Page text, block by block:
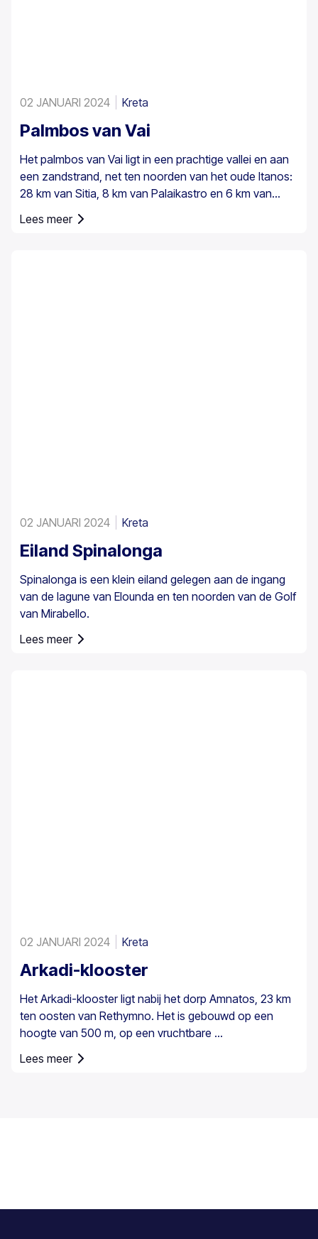
02 JANUARI 2024 Kreta
Palmbos van Vai
Het palmbos van Vai ligt in een prachtige vallei en aan
een zandstrand, net ten noorden van het oude Itanos:
28 km van Sitia, 8 km van Palaikastro en 6 km van
Toplou via hun respectieve wegen. Het beslaat 200
stremmata (50 acres) en bestaat uit inheemse
Lees meer
02 JANUARI 2024 Kreta
Eiland Spinalonga
Spinalonga is een klein eiland gelegen aan de ingang
van de lagune van Elounda en ten noorden van de Golf
van Mirabello.
Lees meer
02 JANUARI 2024 Kreta
Arkadi-klooster
Het Arkadi-klooster ligt nabij het dorp Amnatos, 23 km
ten oosten van Rethymno. Het is gebouwd op een
hoogte van 500 m, op een vruchtbare ...
Lees meer